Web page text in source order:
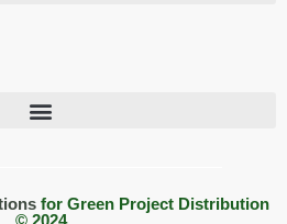
for Green Project Distribution
© 2024